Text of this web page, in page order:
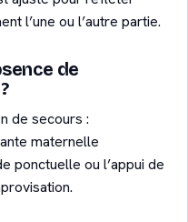
l’une ou l’autre partie.
de
de secours :
maternelle
ponctuelle ou l’appui de